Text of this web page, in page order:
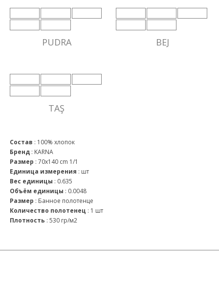
PUDRA BEJ
TAŞ
Состав : 100% хлопок
Бренд : KARNA
Размер : 70x140 cm 1/1
Единица измерения : шт
Вес единицы : 0.635
Объём единицы : 0.0048
Размер : Банное полотенце
Количество полотенец : 1 шт
Плотность : 530 гр/м2